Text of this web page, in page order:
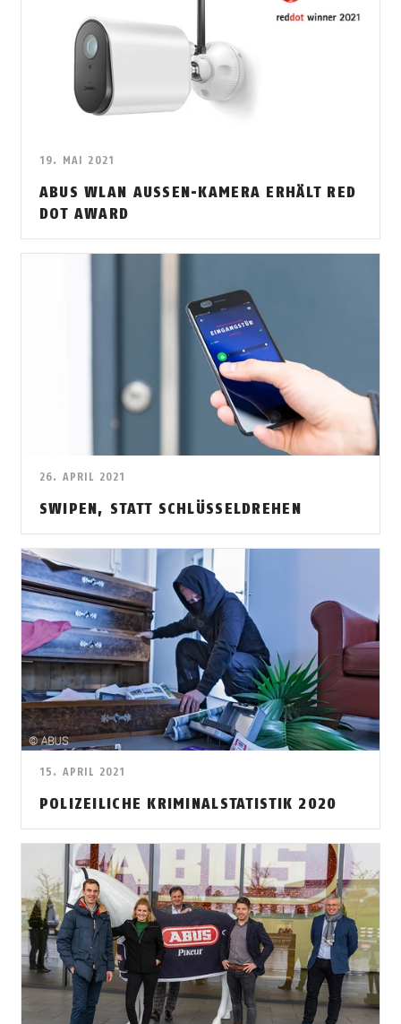
19. MAI 2021
ABUS WLAN AUSSEN-KAMERA ERHÄLT RED D
OT AWARD
26. APRIL 2021
SWIPEN, STATT SCHLÜSSELDREHEN
15. APRIL 2021
POLIZEILICHE KRIMINALSTATISTIK 2020